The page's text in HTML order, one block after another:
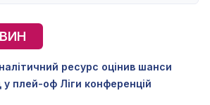
ресурс оцінив шанси
плей-оф Ліги конференцій